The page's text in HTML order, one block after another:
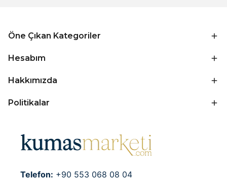
Öne Çıkan Kategoriler
Hesabım
Hakkımızda
Politikalar
Telefon: +90 553 068 08 04